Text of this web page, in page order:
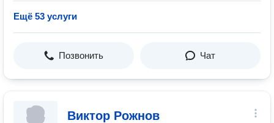
Ещё 53 услуги
Позвонить Чат
Виктор Рожнов